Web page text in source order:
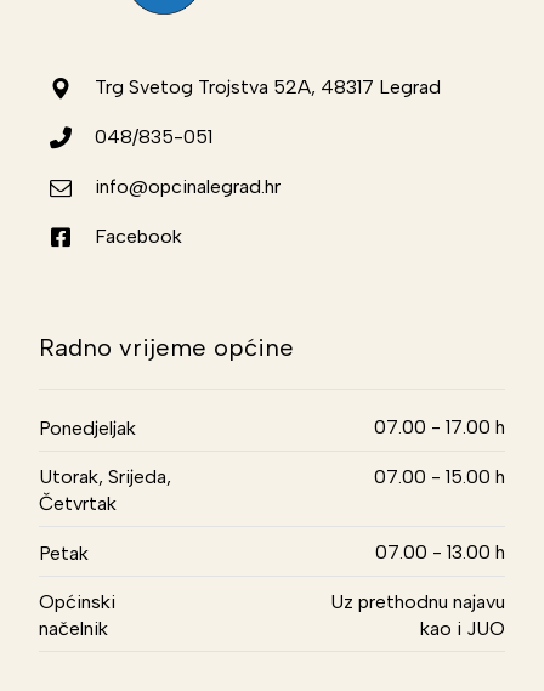
Trg Svetog Trojstva 52A, 48317 Legrad
048/835-051
info@opcinalegrad.hr
Facebook
Radno vrijeme općine
Ponedjeljak 07.00 - 17.00 h
Utorak, Srijeda,
Četvrtak
07.00 - 15.00 h
Petak 07.00 - 13.00 h
Općinski
načelnik
Uz prethodnu najavu
kao i JUO